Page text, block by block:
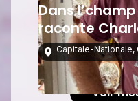
Dans
raconte
Capitale-Nationale,
Voir